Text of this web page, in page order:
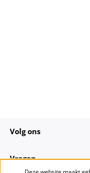
Volg ons
Vragen